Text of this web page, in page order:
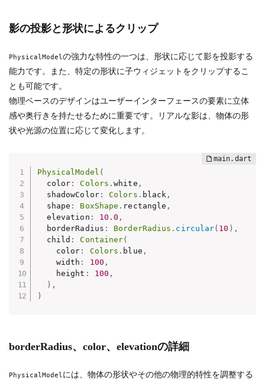
影の投影と形状によるクリップ
PhysicalModelの強力な特性の一つは、形状に応じて影を投影する
能力です。また、特定の形状に子ウィジェットをクリップするこ
とも可能です。
物理ベースのデザインはユーザーインターフェースの要素に立体
感や奥行きを持たせるために重要です。リアルな影は、物体の形
状や光源の位置に応じて変化します。
PhysicalModel (
  color
: Colors .white ,
  shadowColor
: Colors . black ,
  shape
: BoxShape . rectangle ,
  elevation
: 10.0 ,
  borderRadius
: BorderRadius . circular( 10 ) ,
  child
: Container(
    color
: Colors . blue ,
    width
: 100 ,
    height
: 100 ,
) ,
)
borderRadius、color、elevationの詳細
PhysicalModel には、物体の形状やその他の物理的特性を調整する